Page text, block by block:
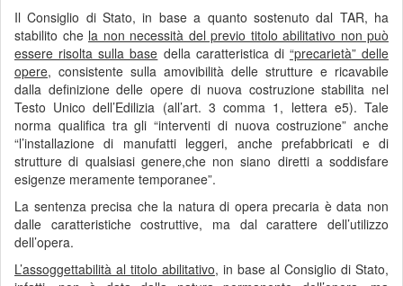
Il Consiglio di Stato, in base a quanto sostenuto dal TAR, ha
stabilito che la non necessità del previo titolo abilitativo non può
essere risolta sulla base della caratteristica di “precarietà” delle
opere, consistente sulla amovibilità delle strutture e ricavabile
dalla definizione delle opere di nuova costruzione stabilita nel
Testo Unico dell’Edilizia (all’art. 3 comma 1, lettera e5). Tale
norma qualifica tra gli “interventi di nuova costruzione” anche
“l’installazione di manufatti leggeri, anche prefabbricati e di
strutture di qualsiasi genere,che non siano diretti a soddisfare
esigenze meramente temporanee”.
La sentenza precisa che la natura di opera precaria è data non
dalle caratteristiche costruttive, ma dal carattere dell’utilizzo
dell’opera.
L’assoggettabilità al titolo abilitativo, in base al Consiglio di Stato,